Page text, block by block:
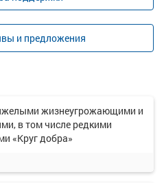
и предложения
жизнеугрожающими и
в том числе редкими
«Круг добра»